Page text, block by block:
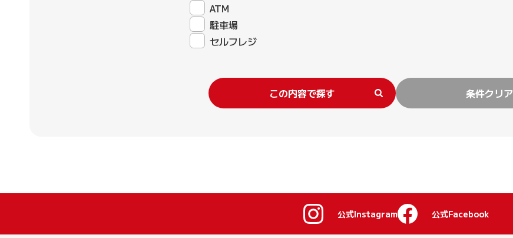
ATM
駐車場
セルフレジ
この内容で探す 条件クリア
公式Instagram 公式Facebook